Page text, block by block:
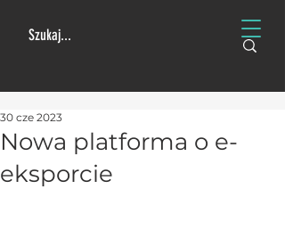
Nowa platforma o e-
eksporcie
30 cze 2023